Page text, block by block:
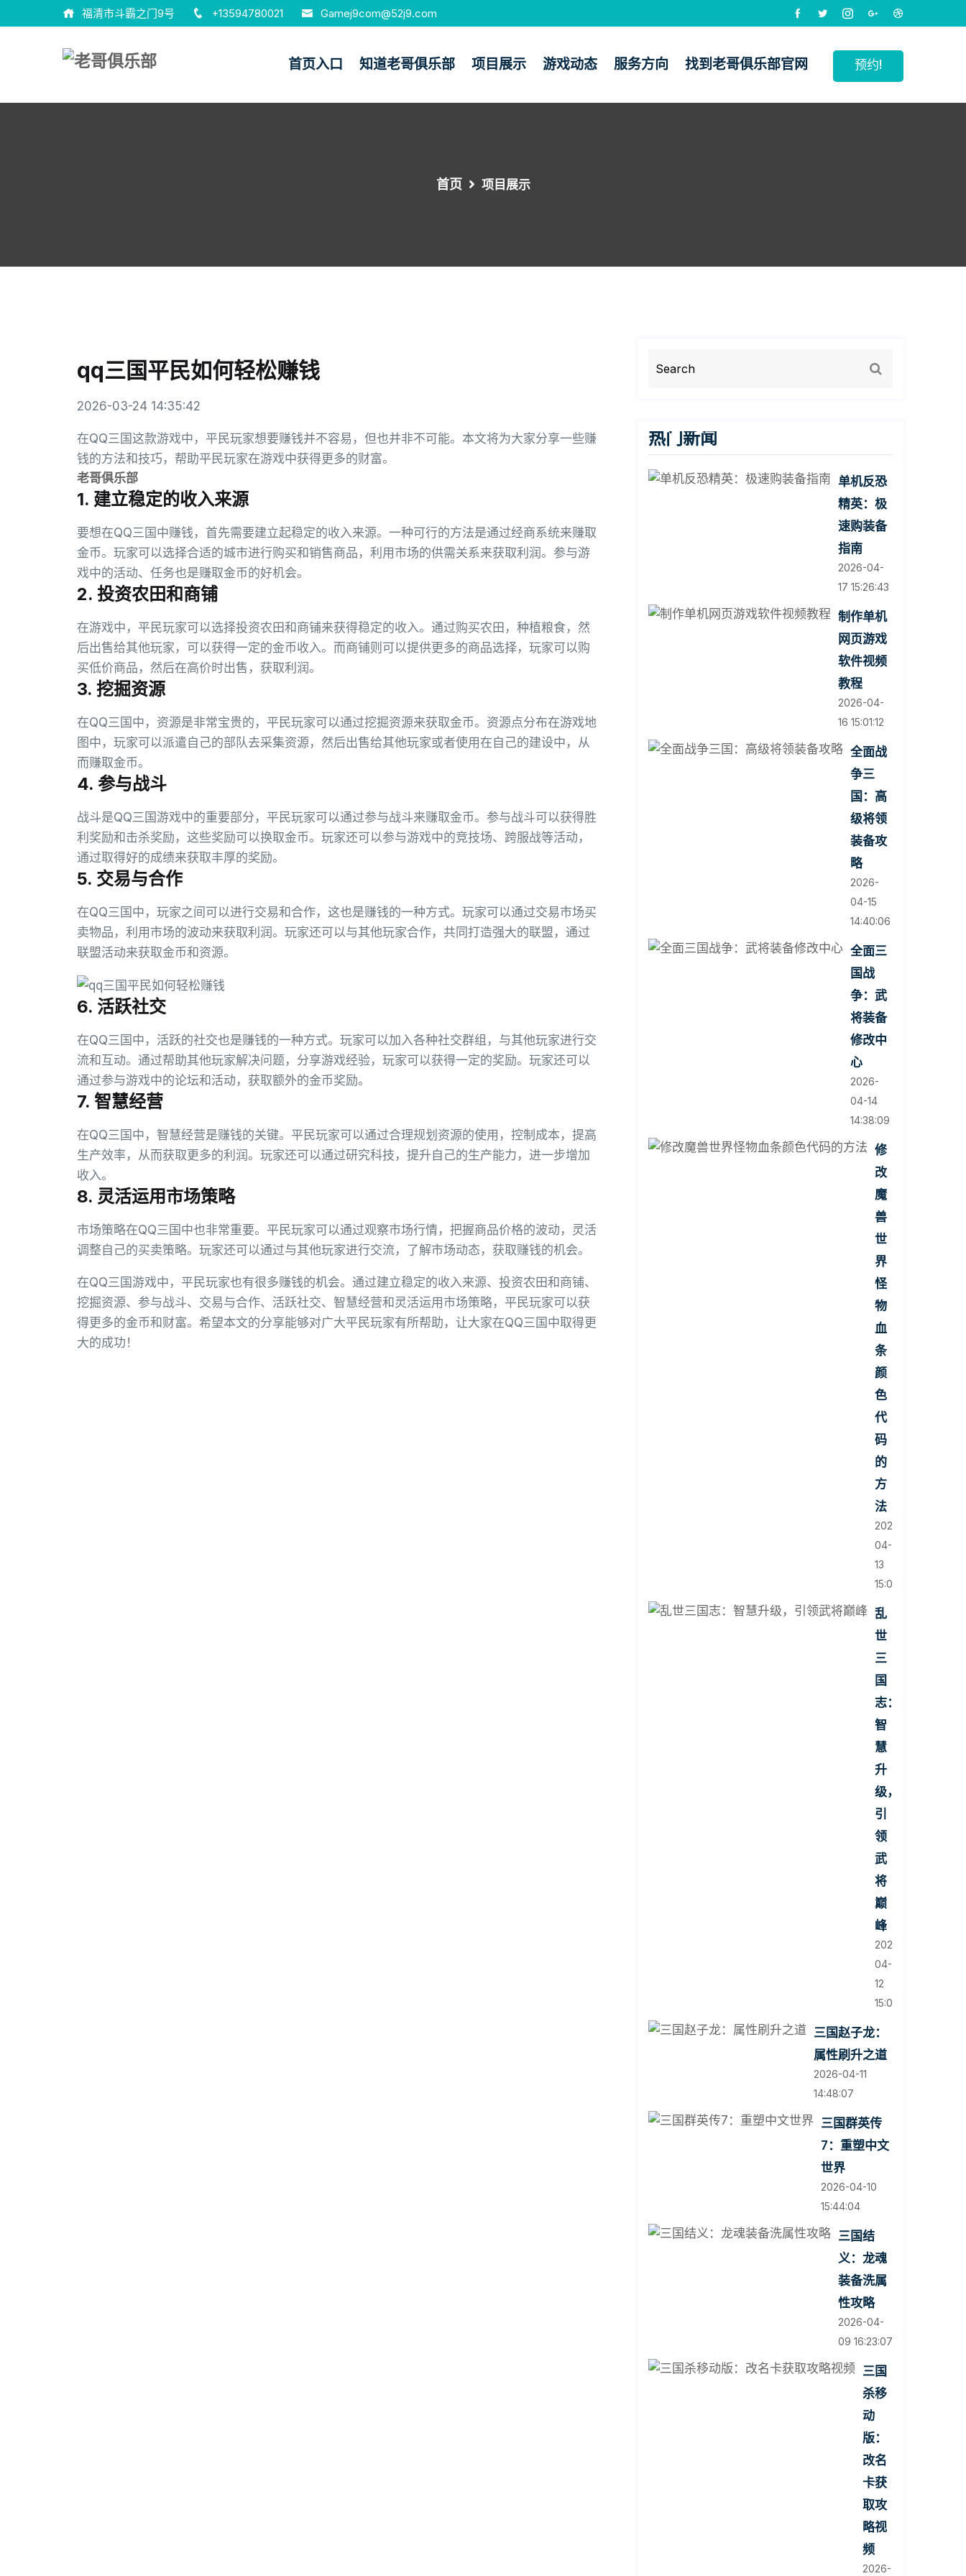
福清市斗霸之门9号 +13594780021 Gamej9com@52j9.com
首页入口 知道老哥俱乐部 项目展示 游戏动态 服务方向 找到老哥俱乐部官网 预约!
首页 项目展示
qq三国平民如何轻松赚钱
2026-03-24 14:35:42
在QQ三国这款游戏中，平民玩家想要赚钱并不容易，但也并非不可能。本文将为大家分享一些赚
钱的方法和技巧，帮助平民玩家在游戏中获得更多的财富。
老哥俱乐部
1. 建立稳定的收入来源
要想在QQ三国中赚钱，首先需要建立起稳定的收入来源。一种可行的方法是通过经商系统来赚取
金币。玩家可以选择合适的城市进行购买和销售商品，利用市场的供需关系来获取利润。参与游
戏中的活动、任务也是赚取金币的好机会。
2. 投资农田和商铺
在游戏中，平民玩家可以选择投资农田和商铺来获得稳定的收入。通过购买农田，种植粮食，然
后出售给其他玩家，可以获得一定的金币收入。而商铺则可以提供更多的商品选择，玩家可以购
买低价商品，然后在高价时出售，获取利润。
3. 挖掘资源
在QQ三国中，资源是非常宝贵的，平民玩家可以通过挖掘资源来获取金币。资源点分布在游戏地
图中，玩家可以派遣自己的部队去采集资源，然后出售给其他玩家或者使用在自己的建设中，从
而赚取金币。
4. 参与战斗
战斗是QQ三国游戏中的重要部分，平民玩家可以通过参与战斗来赚取金币。参与战斗可以获得胜
利奖励和击杀奖励，这些奖励可以换取金币。玩家还可以参与游戏中的竞技场、跨服战等活动，
通过取得好的成绩来获取丰厚的奖励。
5. 交易与合作
在QQ三国中，玩家之间可以进行交易和合作，这也是赚钱的一种方式。玩家可以通过交易市场买
卖物品，利用市场的波动来获取利润。玩家还可以与其他玩家合作，共同打造强大的联盟，通过
联盟活动来获取金币和资源。
6. 活跃社交
在QQ三国中，活跃的社交也是赚钱的一种方式。玩家可以加入各种社交群组，与其他玩家进行交
流和互动。通过帮助其他玩家解决问题，分享游戏经验，玩家可以获得一定的奖励。玩家还可以
通过参与游戏中的论坛和活动，获取额外的金币奖励。
7. 智慧经营
在QQ三国中，智慧经营是赚钱的关键。平民玩家可以通过合理规划资源的使用，控制成本，提高
生产效率，从而获取更多的利润。玩家还可以通过研究科技，提升自己的生产能力，进一步增加
收入。
8. 灵活运用市场策略
市场策略在QQ三国中也非常重要。平民玩家可以通过观察市场行情，把握商品价格的波动，灵活
调整自己的买卖策略。玩家还可以通过与其他玩家进行交流，了解市场动态，获取赚钱的机会。
在QQ三国游戏中，平民玩家也有很多赚钱的机会。通过建立稳定的收入来源、投资农田和商铺、
挖掘资源、参与战斗、交易与合作、活跃社交、智慧经营和灵活运用市场策略，平民玩家可以获
得更多的金币和财富。希望本文的分享能够对广大平民玩家有所帮助，让大家在QQ三国中取得更
大的成功！
热门新闻
单机反恐
精英：极
速购装备
指南
2026-04-
17 15:26:43
制作单机
网页游戏
软件视频
教程
2026-04-
16 15:01:12
全面战
争三
国：高
级将领
装备攻
略
2026-
04-15
14:40:06
全面三
国战
争：武
将装备
修改中
心
2026-
04-14
14:38:09
修
改
魔
兽
世
界
怪
物
血
条
颜
色
代
码
的
方
法
2026-
04-
13
15:00:51
乱
世
三
国
志：
智
慧
升
级，
引
领
武
将
巅
峰
2026-
04-
12
15:01:32
三国赵子龙：
属性刷升之道
2026-04-11
14:48:07
三国群英传
7：重塑中文
世界
2026-04-10
15:44:04
三国结
义：龙魂
装备洗属
性攻略
2026-04-
09 16:23:07
三国
杀移
动
版：
改名
卡获
取攻
略视
频
2026-